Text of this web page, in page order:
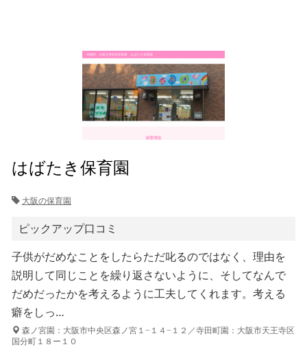
はばたき保育園
大阪の保育園
ピックアップ口コミ
子供がだめなことをしたらただ叱るのではなく、理由を
説明して同じことを繰り返さないように、そしてなんで
だめだったかを考えるように工夫してくれます。考える
癖をしっ…
森ノ宮園：大阪市中央区森ノ宮１−１４−１２／寺田町園：大阪市天王寺区
国分町１８ー１０